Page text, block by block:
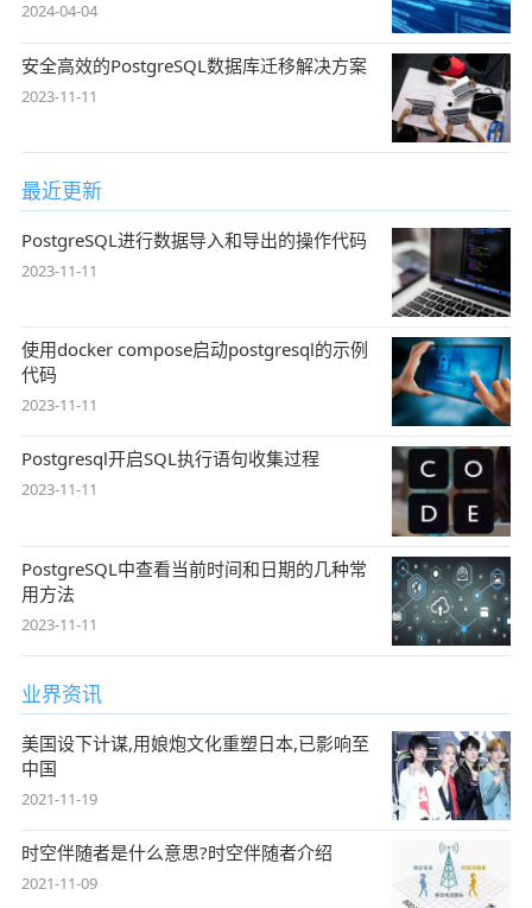
2024-04-04
安全高效的PostgreSQL数据库迁移解决方案
2023-11-11
最近更新
PostgreSQL进行数据导入和导出的操作代码
2023-11-11
使用docker compose启动postgresql的示例
代码
2023-11-11
Postgresql开启SQL执行语句收集过程
2023-11-11
PostgreSQL中查看当前时间和日期的几种常
用方法
2023-11-11
业界资讯
美国设下计谋,用娘炮文化重塑日本,已影响至
中国
2021-11-19
时空伴随者是什么意思?时空伴随者介绍
2021-11-09